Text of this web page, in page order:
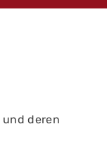
und deren